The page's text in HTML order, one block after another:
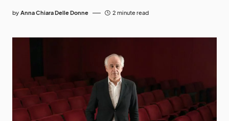
by Anna Chiara Delle Donne 2 minute read